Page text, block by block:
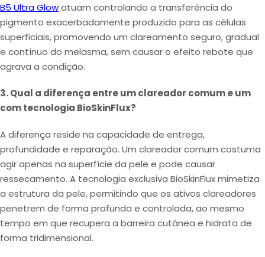
B5 Ultra Glowatuam controlando a transferência do
pigmento exacerbadamente produzido para as células
superficiais, promovendo um clareamento seguro, gradual
e contínuo do melasma, sem causar o efeito rebote que
agrava a condição.
3. Qual a diferença entre um clareador comum e um
com tecnologia BioSkinFlux?
A diferença reside na capacidade de entrega,
profundidade e reparação. Um clareador comum costuma
agir apenas na superfície da pele e pode causar
ressecamento. A tecnologia exclusiva BioSkinFlux mimetiza
a estrutura da pele, permitindo que os ativos clareadores
penetrem de forma profunda e controlada, ao mesmo
tempo em que recupera a barreira cutânea e hidrata de
forma tridimensional.